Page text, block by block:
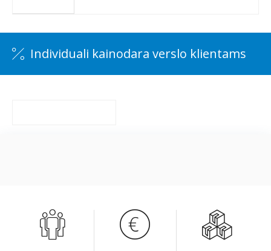
Individuali kainodara verslo klientams